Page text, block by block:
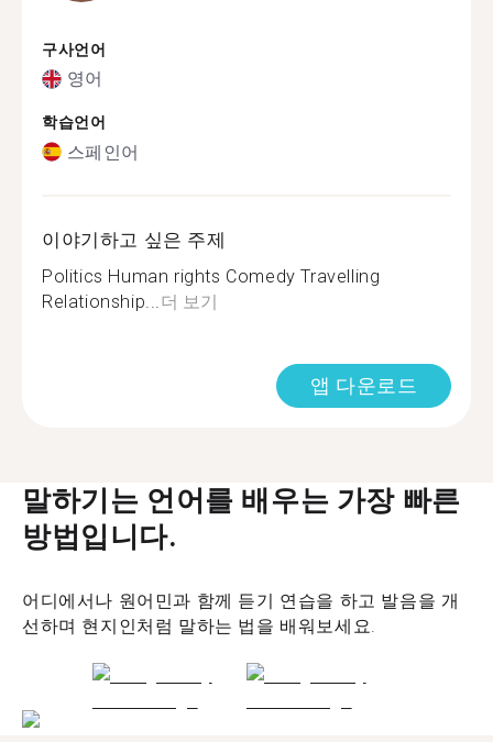
구사언어
영어
학습언어
스페인어
이야기하고 싶은 주제
Politics Human rights Comedy Travelling
Relationship... 더 보기
앱 다운로드
말하기는 언어를 배우는 가장 빠른
방법입니다.
어디에서나 원어민과 함께 듣기 연습을 하고 발음을 개
선하며 현지인처럼 말하는 법을 배워보세요.